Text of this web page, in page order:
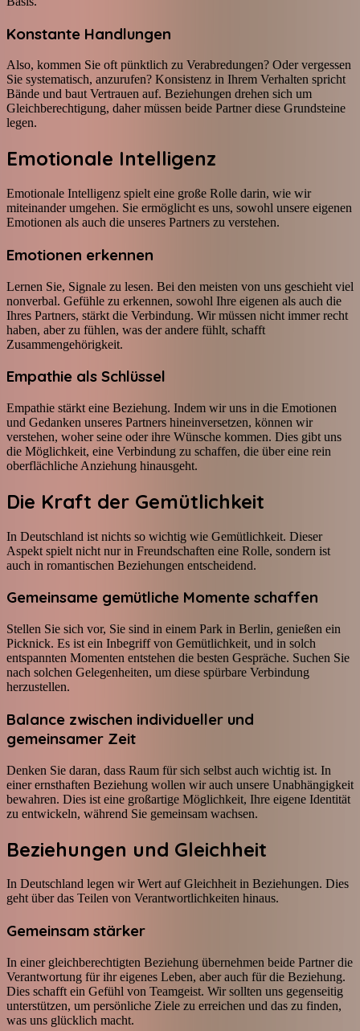
Konstante Handlungen
Also, kommen Sie oft pünktlich zu Verabredungen? Oder vergessen
Sie systematisch, anzurufen? Konsistenz in Ihrem Verhalten spricht
Bände und baut Vertrauen auf. Beziehungen drehen sich um
Gleichberechtigung, daher müssen beide Partner diese Grundsteine
legen.
Emotionale Intelligenz
Emotionale Intelligenz spielt eine große Rolle darin, wie wir
miteinander umgehen. Sie ermöglicht es uns, sowohl unsere eigenen
Emotionen als auch die unseres Partners zu verstehen.
Emotionen erkennen
Lernen Sie, Signale zu lesen. Bei den meisten von uns geschieht viel
nonverbal. Gefühle zu erkennen, sowohl Ihre eigenen als auch die
Ihres Partners, stärkt die Verbindung. Wir müssen nicht immer recht
haben, aber zu fühlen, was der andere fühlt, schafft
Zusammengehörigkeit.
Empathie als Schlüssel
Empathie stärkt eine Beziehung. Indem wir uns in die Emotionen
und Gedanken unseres Partners hineinversetzen, können wir
verstehen, woher seine oder ihre Wünsche kommen. Dies gibt uns
die Möglichkeit, eine Verbindung zu schaffen, die über eine rein
oberflächliche Anziehung hinausgeht.
Die Kraft der Gemütlichkeit
In Deutschland ist nichts so wichtig wie Gemütlichkeit. Dieser
Aspekt spielt nicht nur in Freundschaften eine Rolle, sondern ist
auch in romantischen Beziehungen entscheidend.
Gemeinsame gemütliche Momente schaffen
Stellen Sie sich vor, Sie sind in einem Park in Berlin, genießen ein
Picknick. Es ist ein Inbegriff von Gemütlichkeit, und in solch
entspannten Momenten entstehen die besten Gespräche. Suchen Sie
nach solchen Gelegenheiten, um diese spürbare Verbindung
herzustellen.
Balance zwischen individueller und
gemeinsamer Zeit
Denken Sie daran, dass Raum für sich selbst auch wichtig ist. In
einer ernsthaften Beziehung wollen wir auch unsere Unabhängigkeit
bewahren. Dies ist eine großartige Möglichkeit, Ihre eigene Identität
zu entwickeln, während Sie gemeinsam wachsen.
Beziehungen und Gleichheit
In Deutschland legen wir Wert auf Gleichheit in Beziehungen. Dies
geht über das Teilen von Verantwortlichkeiten hinaus.
Gemeinsam stärker
In einer gleichberechtigten Beziehung übernehmen beide Partner die
Verantwortung für ihr eigenes Leben, aber auch für die Beziehung.
Dies schafft ein Gefühl von Teamgeist. Wir sollten uns gegenseitig
unterstützen, um persönliche Ziele zu erreichen und das zu finden,
was uns glücklich macht.